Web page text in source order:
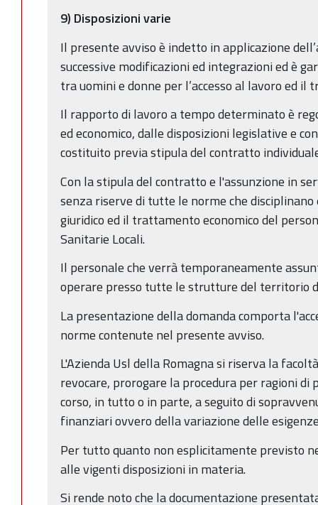
9) Disposizioni varie
Il presente avviso è indetto in applicazione
successive modificazioni ed integrazioni ed è
tra uomini e donne per l’accesso al lavoro ed
Il rapporto di lavoro a tempo determinato è
ed economico, dalle disposizioni legislative e
costituito previa stipula del contratto
Con la stipula del contratto e l'assunzione in
senza riserve di tutte le norme che
giuridico ed il trattamento economico del
Sanitarie Locali.
Il personale che verrà temporaneamente
operare presso tutte le strutture del territorio
La presentazione della domanda comporta
norme contenute nel presente avviso.
L'Azienda Usl della Romagna si riserva la
revocare, prorogare la procedura per ragioni di
corso, in tutto o in parte, a seguito di
finanziari ovvero della variazione delle
Per tutto quanto non esplicitamente previsto
alle vigenti disposizioni in materia.
Si rende noto che la documentazione